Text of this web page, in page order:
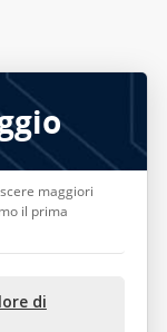
maggiori
il prima
di